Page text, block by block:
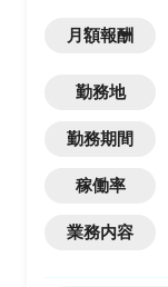
月額報酬
勤務地
勤務期間
稼働率
業務内容